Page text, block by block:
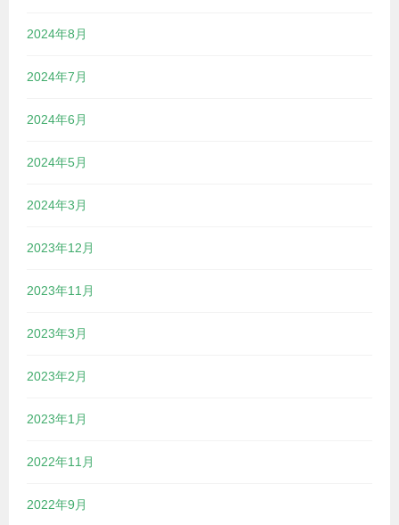
2024年8月
2024年7月
2024年6月
2024年5月
2024年3月
2023年12月
2023年11月
2023年3月
2023年2月
2023年1月
2022年11月
2022年9月